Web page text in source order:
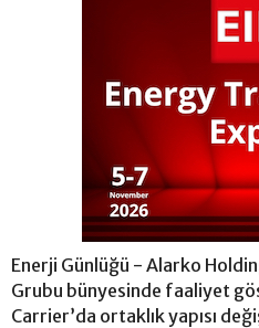
Enerji Günlüğü - Alarko
Grubu bünyesinde faaliyet
Carrier’da ortaklık yapısı